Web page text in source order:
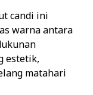
candi ini
warna antara
estetik,
matahari